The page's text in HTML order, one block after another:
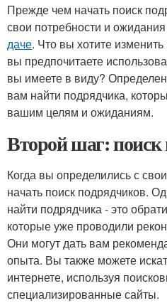
Прежде чем начать поиск
свои потребности и ожидания
даче. Что вы хотите
вы предпочитаете
вы имеете в виду?
вам найти подрядчика,
вашим целям и ожиданиям.
Второй шаг: поиск
Когда вы определились с
начать поиск подрядчиков.
найти подрядчика - это
которые уже проводили
Они могут дать вам
опыта. Вы также можете
интернете, используя
специализированные сайты.